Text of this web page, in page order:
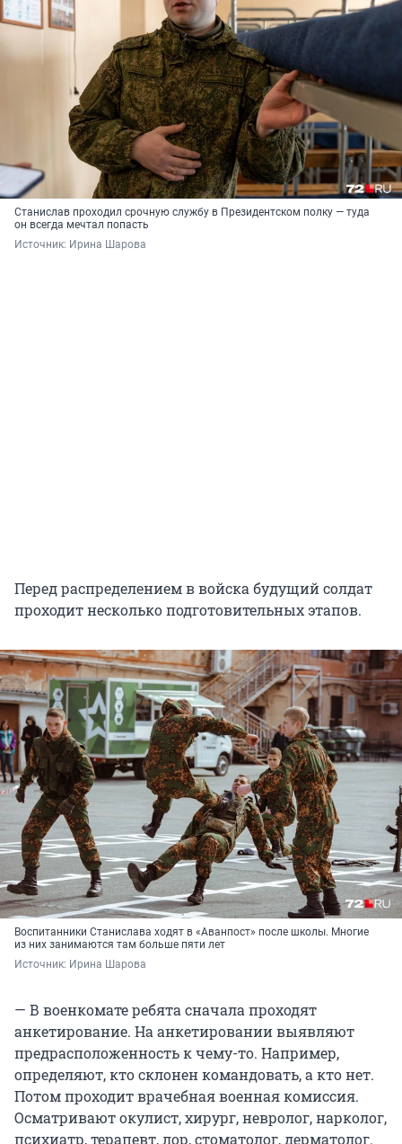
Станислав проходил срочную службу в Президентском полку — туда
он всегда мечтал попасть
Источник: Ирина Шарова
Перед распределением в войска будущий солдат
проходит несколько подготовительных этапов.
Воспитанники Станислава ходят в «Аванпост» после школы. Многие
из них занимаются там больше пяти лет
Источник: Ирина Шарова
— В военкомате ребята сначала проходят
анкетирование. На анкетировании выявляют
предрасположенность к чему-то. Например,
определяют, кто склонен командовать, а кто нет.
Потом проходит врачебная военная комиссия.
Осматривают окулист, хирург, невролог, нарколог,
психиатр, терапевт, лор, стоматолог, дерматолог.